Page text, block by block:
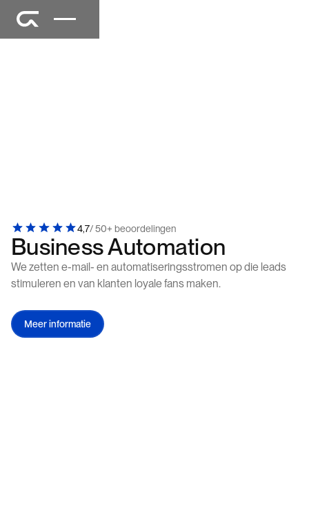
4,7/ 50+ beoordelingen
Business Automation
We zetten e-mail- en automatiseringsstromen op die leads
stimuleren en van klanten loyale fans maken.
Meer informatie